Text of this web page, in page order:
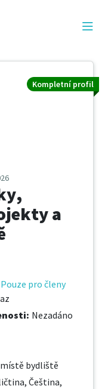
Kompletní profil
a
Pouze pro členy
: Nezadáno
bydliště
Čeština,